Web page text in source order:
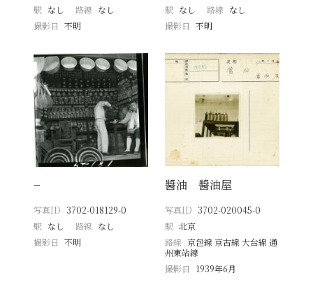
駅 なし 路線 なし
撮影日
不明
駅 なし 路線 なし
撮影日 不明
−
写真ID 3702-018129-0
駅 なし 路線 なし
撮影日
不明
醬油 醬油屋
写真ID 3702-020045-0
駅 北京
路線 京包線 京古線 大台線 通
州東站線
撮影日
1939年6月